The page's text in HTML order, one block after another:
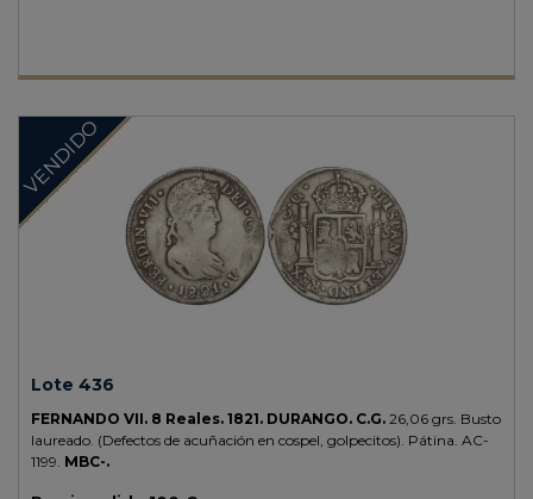
VENDIDO
Lote 436
FERNANDO VII. 8 Reales. 1821. DURANGO. C.G. 26,06 grs. Busto
laureado. (Defectos de acuñación en cospel, golpecitos). Pátina. AC-
1199. MBC-.